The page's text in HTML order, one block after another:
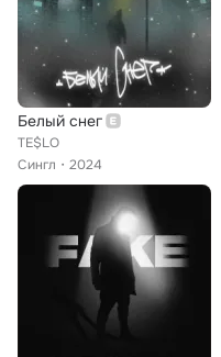
Белый снег
TE$LO
Сингл
2024